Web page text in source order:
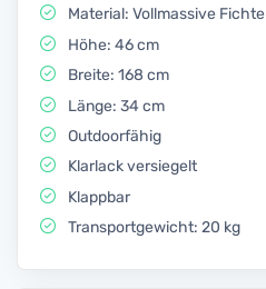
Material: Vollmassive Fichte
Höhe: 46 cm
Breite: 168 cm
Länge: 34 cm
Outdoorfähig
Klarlack versiegelt
Klappbar
Transportgewicht: 20 kg